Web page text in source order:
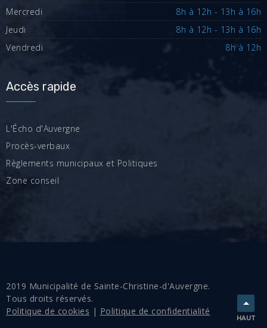
Mercredi
8h à 12h - 13h à 16h
Jeudi
8h à 12h - 13h à 16h
Vendredi
8h à 12h
Accès rapide
L'Écho d'Auvergne
Procès-verbaux
Règlements municipaux et Politiques
Zone conseil
2019 Municipalité de Sainte-Christine-d'Auvergne.
Tous droits réservés.
Politique de cookies | Politique de confidentialité
HAUT